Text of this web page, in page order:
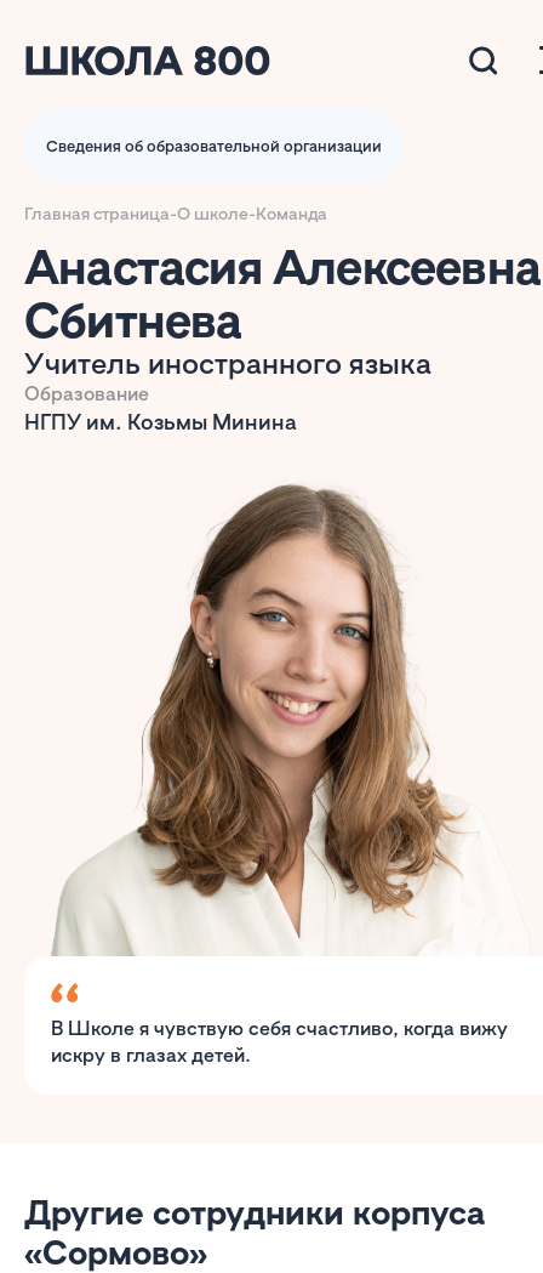
Сведения об образовательной организации
Главная страница-О школе-Команда
Анастасия Алексеевна
Сбитнева
Учитель иностранного языка
Образование
НГПУ им. Козьмы Минина
В Школе я чувствую себя счастливо, когда вижу
искру в глазах детей.
Другие сотрудники корпуса
«Сормово»